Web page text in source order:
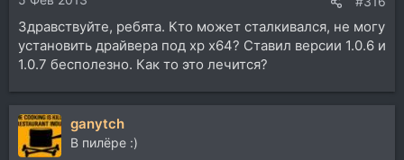
Здравствуйте, ребята. Кто может сталкивался, не могу
установить драйвера под xp x64? Ставил версии 1.0.6 и
1.0.7 бесполезно. Как то это лечится?
ganytch
В пилёре :)